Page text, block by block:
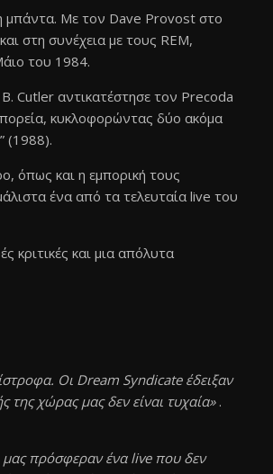
μπάντα. Με τον Dave Provost στο
στη συνέχεια με τους REM,
του 1984.
Cutler αντικατέστησε τον Precoda
κυκλοφορώντας δύο ακόμα
(1988).
όπως και η εμπορική τους
ένα από τα τελευταία live του
κριτικές και μια απόλυτα
Oι Dream Syndicate έδειξαν
χώρας μας δεν είναι τυχαία».
πρόσφεραν ένα live που δεν